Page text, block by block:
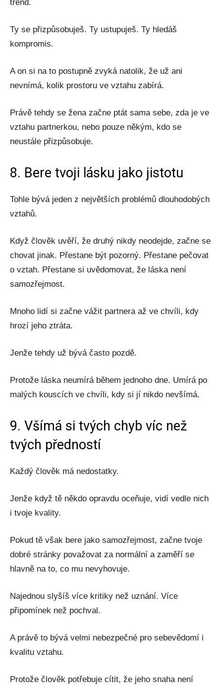
trend.
Ty se přizpůsobuješ. Ty ustupuješ. Ty hledáš
kompromis.
A on si na to postupně zvyká natolik, že už ani
nevnímá, kolik prostoru ve vztahu zabírá.
Právě tehdy se žena začne ptát sama sebe, zda je ve
vztahu partnerkou, nebo pouze někým, kdo se
neustále přizpůsobuje.
8. Bere tvoji lásku jako jistotu
Tohle bývá jeden z největších problémů dlouhodobých
vztahů.
Když člověk uvěří, že druhý nikdy neodejde, začne se
chovat jinak. Přestane být pozorný. Přestane pečovat
o vztah. Přestane si uvědomovat, že láska není
samozřejmost.
Mnoho lidí si začne vážit partnera až ve chvíli, kdy
hrozí jeho ztráta.
Jenže tehdy už bývá často pozdě.
Protože láska neumírá během jednoho dne. Umírá po
malých kouscích ve chvíli, kdy si jí nikdo nevšímá.
9. Všímá si tvých chyb víc než
tvých předností
Každý člověk má nedostatky.
Jenže když tě někdo opravdu oceňuje, vidí vedle nich
i tvoje kvality.
Pokud tě však bere jako samozřejmost, začne tvoje
dobré stránky považovat za normální a zaměří se
hlavně na to, co mu nevyhovuje.
Najednou slyšíš více kritiky než uznání. Více
připomínek než pochval.
A právě to bývá velmi nebezpečné pro sebevědomí i
kvalitu vztahu.
Protože člověk potřebuje cítit, že jeho snaha není